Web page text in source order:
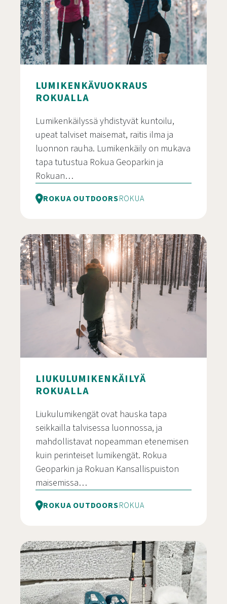
LUMIKENKÄVUOKRAUS
ROKUALLA
Lumikenkäilyssä yhdistyvät kuntoilu,
upeat talviset maisemat, raitis ilma ja
luonnon rauha. Lumikenkäily on mukava
tapa tutustua Rokua Geoparkin ja
Rokuan…
ROKUA OUTDOORSROKUA
LIUKULUMIKENKÄILYÄ
ROKUALLA
Liukulumikengät ovat hauska tapa
seikkailla talvisessa luonnossa, ja
mahdollistavat nopeamman etenemisen
kuin perinteiset lumikengät. Rokua
Geoparkin ja Rokuan Kansallispuiston
maisemissa…
ROKUA OUTDOORSROKUA